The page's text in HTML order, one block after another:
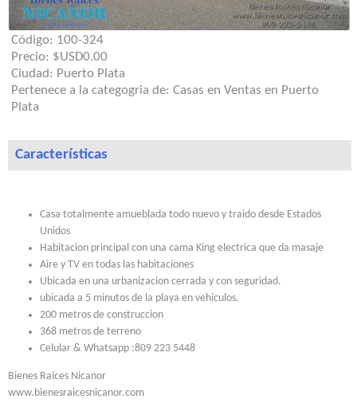
Código: 100-324
Precio: $USD0.00
Ciudad: Puerto Plata
Pertenece a la categogria de:Casas en Ventas en Puerto
Plata
Características
Casa totalmente amueblada todo nuevo y traido desde Estados
Unidos
Habitacion principal con una cama King electrica que da masaje
Aire y TV en todas las habitaciones
Ubicada en una urbanizacion cerrada y con seguridad.
ubicada a 5 minutos de la playa en vehiculos.
200 metros de construccion
368 metros de terreno
Celular & Whatsapp :809 223 5448
Bienes Raíces Nicanor
www.bienesraicesnicanor.com